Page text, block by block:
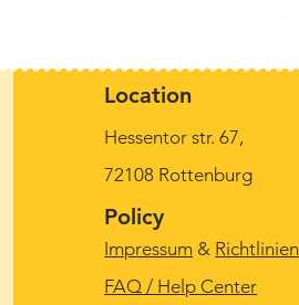
Location
Hessentor str. 67,
72108 Rottenburg
Policy
Impressum & Richtlinien
FAQ / Help Center